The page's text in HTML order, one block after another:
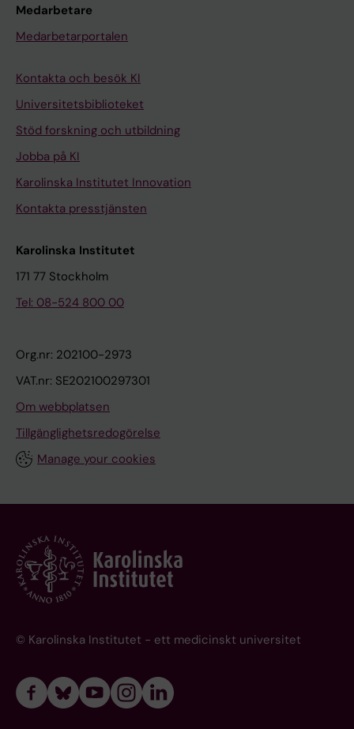
Medarbetare
Medarbetarportalen
Kontakta och besök KI
Universitetsbiblioteket
Stöd forskning och utbildning
Jobba på KI
Karolinska Institutet Innovation
Kontakta presstjänsten
Karolinska Institutet
171 77 Stockholm
Tel: 08-524 800 00
Org.nr: 202100-2973
VAT.nr: SE202100297301
Om webbplatsen
Tillgänglighetsredogörelse
Manage your cookies
© Karolinska Institutet - ett medicinskt universitet